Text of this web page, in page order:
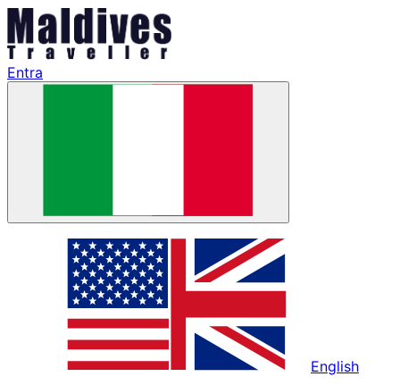
Entra
English